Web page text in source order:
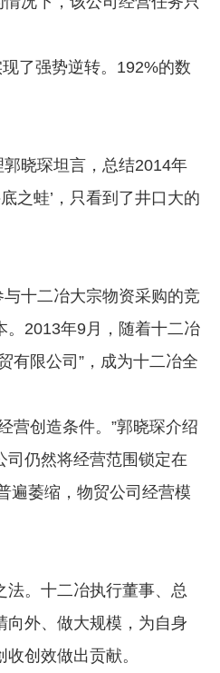
了强势逆转。192%的数
晓琛坦言，总结2014年
之蛙’，只看到了井口大的
十二冶大宗物资采购的竞
。2013年9月，随着十二冶
有限公司”，成为十二冶全
创造条件。”郭晓琛介绍
司仍然将经营范围锁定在
遍萎缩，物贸公司经营模
。十二冶执行董事、总
向外、做大规模，为自身
创效做出贡献。